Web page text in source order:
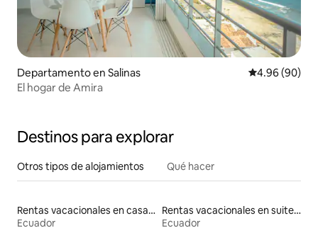
Departamento en Salinas Calificación
4.96 (90)
El hogar de Amira
Destinos para explorar
Otros tipos de alojamientos Qué hacer
Rentas vacacionales en casas en árbol
Ecuador
Rentas vacacionales en suites privadas
Ecuador